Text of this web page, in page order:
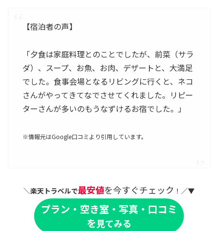
【宿泊者の声】
「夕食は家庭料理とのことでしたが、前菜（サラ
ダ）、スープ、お魚、お肉、デザートと、大満足
でした。食事会場となるリビングに行くと、ネコ
さんがやってきてなでさせてくれました。リピー
ターさんが多いのもうなずけるお宿でした。」
※情報元はGoogle口コミより引用しています。
＼楽天トラベルで最安値を今すぐチェック ！／▼
プラン・空き室・写真・口コミ
を見てみる